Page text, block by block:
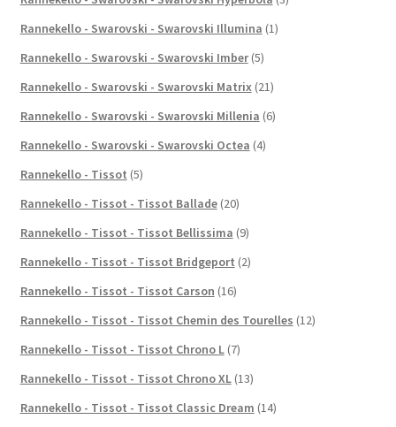
Rannekello - Swarovski - Swarovski Illumina (1)
Rannekello - Swarovski - Swarovski Imber (5)
Rannekello - Swarovski - Swarovski Matrix (21)
Rannekello - Swarovski - Swarovski Millenia (6)
Rannekello - Swarovski - Swarovski Octea (4)
Rannekello - Tissot (5)
Rannekello - Tissot - Tissot Ballade (20)
Rannekello - Tissot - Tissot Bellissima (9)
Rannekello - Tissot - Tissot Bridgeport (2)
Rannekello - Tissot - Tissot Carson (16)
Rannekello - Tissot - Tissot Chemin des Tourelles (12)
Rannekello - Tissot - Tissot Chrono L (7)
Rannekello - Tissot - Tissot Chrono XL (13)
Rannekello - Tissot - Tissot Classic Dream (14)